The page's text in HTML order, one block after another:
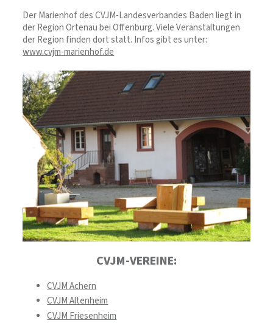
Der Marienhof des CVJM-Landesverbandes Baden liegt in
der Region Ortenau bei Offenburg. Viele Veranstaltungen
der Region finden dort statt. Infos gibt es unter:
www.cvjm-marienhof.de
CVJM-VEREINE:
CVJM Achern
CVJM Altenheim
CVJM Friesenheim